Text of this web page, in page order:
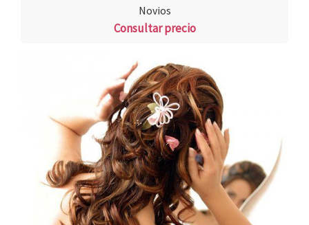
Novios
Consultar precio